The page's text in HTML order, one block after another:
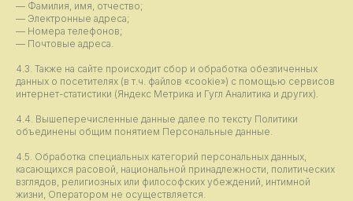
— Фамилия, имя, отчество;
— Электронные адреса;
— Номера телефонов;
— Почтовые адреса.
4.3. Также на сайте происходит сбор и обработка обезличенных
данных о посетителях (в т.ч. файлов «cookie») с помощью сервисов
интернет-статистики (Яндекс Метрика и Гугл Аналитика и других).
4.4. Вышеперечисленные данные далее по тексту Политики
объединены общим понятием Персональные данные.
4.5. Обработка специальных категорий персональных данных,
касающихся расовой, национальной принадлежности, политических
взглядов, религиозных или философских убеждений, интимной
жизни, Оператором не осуществляется.